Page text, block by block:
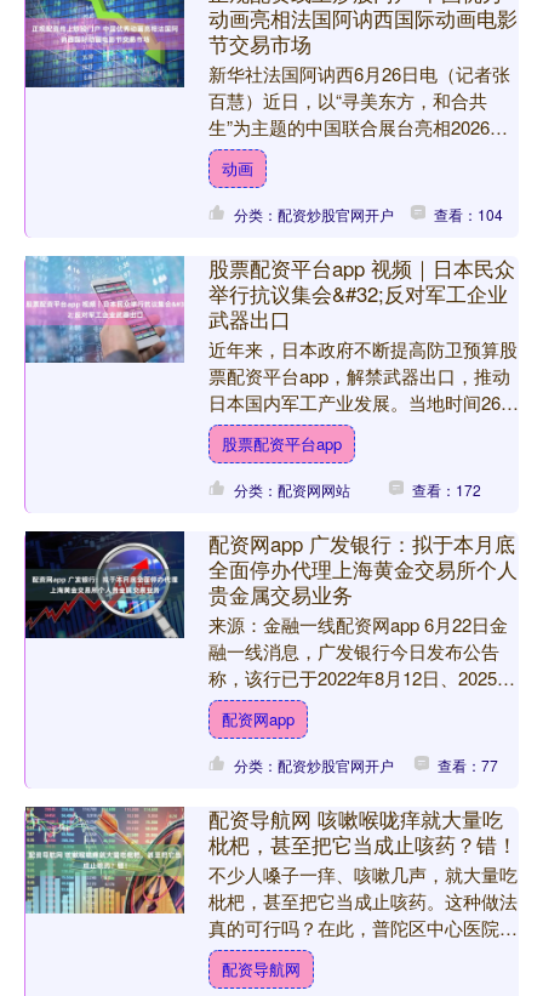
动画亮相法国阿讷西国际动画电影
节交易市场
新华社法国阿讷西6月26日电（记者张
百慧）近日，以“寻美东方，和合共
生”为主题的中国联合展台亮相2026年
法国阿讷西国际动画电影节交易市场，
其间举行中国优秀动画....
动画
分类：配资炒股官网开户 查看：104
股票配资平台app 视频｜日本民众
举行抗议集会&#32;反对军工企业
武器出口
近年来，日本政府不断提高防卫预算股
票配资平台app，解禁武器出口，推动
日本国内军工产业发展。当地时间26
日，日本民众在日本最大军工企业三菱
重工总部前举行抗议集会....
股票配资平台app
分类：配资网网站 查看：172
配资网app 广发银行：拟于本月底
全面停办代理上海黄金交易所个人
贵金属交易业务
来源：金融一线配资网app 6月22日金
融一线消息，广发银行今日发布公告
称，该行已于2022年8月12日、2025年
12月25日发布《关于我行代理上海黄
金交易所....
配资网app
分类：配资炒股官网开户 查看：77
配资导航网 咳嗽喉咙痒就大量吃
枇杷，甚至把它当成止咳药？错！
不少人嗓子一痒、咳嗽几声，就大量吃
枇杷，甚至把它当成止咳药。这种做法
真的可行吗？在此，普陀区中心医院健
康管理中心高菲副主任医师为大家解惑
~ “枇杷果”确有一定保....
配资导航网